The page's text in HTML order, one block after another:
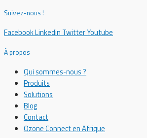
Suivez-nous !
FacebookLinkedin TwitterYoutube
À propos
Qui sommes-nous ?
Produits
Solutions
Blog
Contact
Ozone Connect en Afrique